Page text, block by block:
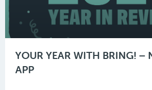
YOUR YEAR WITH BRING! –
APP